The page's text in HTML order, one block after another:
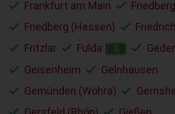
Frankfurt am Main
Friedberg
Friedberg (Hessen)
Fritzlar
Fulda G
Geisenheim
Gelnhausen
Gemünden (Wohra)